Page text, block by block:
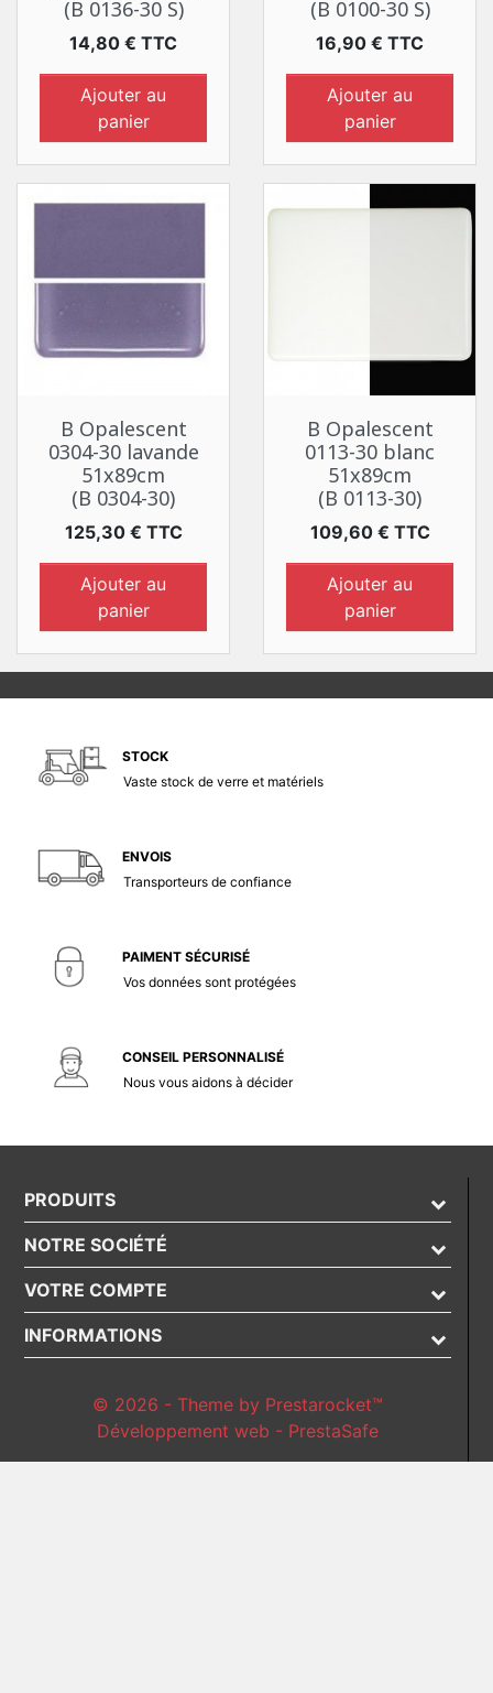
(B 0136-30 S)
Prix
14,80 € TTC
Ajouter au
panier
(B 0100-30 S)
Prix
16,90 € TTC
Ajouter au
panier
B Opalescent
0304-30 lavande
51x89cm
(B 0304-30)
Prix
125,30 € TTC
Ajouter au
panier
B Opalescent
0113-30 blanc
51x89cm
(B 0113-30)
Prix
109,60 € TTC
Ajouter au
panier
STOCK
Vaste stock de verre et matériels
ENVOIS
Transporteurs de confiance
PAIMENT SÉCURISÉ
Vos données sont protégées
CONSEIL PERSONNALISÉ
Nous vous aidons à décider
PRODUITS
NOTRE SOCIÉTÉ
VOTRE COMPTE
INFORMATIONS
© 2026 - Theme by Prestarocket™
Développement web - PrestaSafe